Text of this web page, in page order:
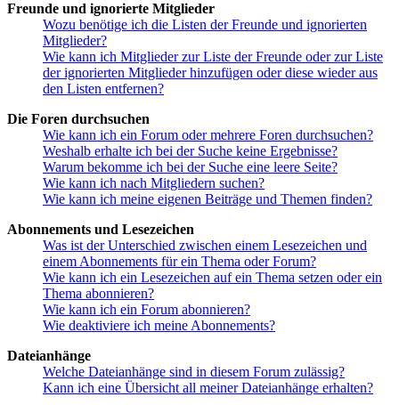
Freunde und ignorierte Mitglieder
Wozu benötige ich die Listen der Freunde und ignorierten
Mitglieder?
Wie kann ich Mitglieder zur Liste der Freunde oder zur Liste
der ignorierten Mitglieder hinzufügen oder diese wieder aus
den Listen entfernen?
Die Foren durchsuchen
Wie kann ich ein Forum oder mehrere Foren durchsuchen?
Weshalb erhalte ich bei der Suche keine Ergebnisse?
Warum bekomme ich bei der Suche eine leere Seite?
Wie kann ich nach Mitgliedern suchen?
Wie kann ich meine eigenen Beiträge und Themen finden?
Abonnements und Lesezeichen
Was ist der Unterschied zwischen einem Lesezeichen und
einem Abonnements für ein Thema oder Forum?
Wie kann ich ein Lesezeichen auf ein Thema setzen oder ein
Thema abonnieren?
Wie kann ich ein Forum abonnieren?
Wie deaktiviere ich meine Abonnements?
Dateianhänge
Welche Dateianhänge sind in diesem Forum zulässig?
Kann ich eine Übersicht all meiner Dateianhänge erhalten?